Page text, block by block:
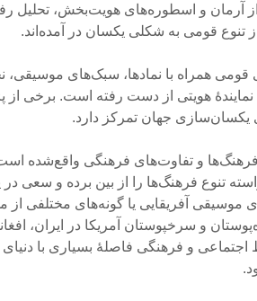
آرمان و اسطوره‌های هویت‌بخش، تحلیل
تنوع قومی به شکلی یکسان در آمده‌اند.
همراه با نمادها، سبک‌های موسیقی،
نمایندۀ هویتی از دست رفته است. برخی
یکسان‌سازی جهان تمرکز دارد.
فرهنگ‌ها و تفاوت‌های فرهنگی واقع‌شده
تنوع فرهنگ‌ها را از بین برده و سعی
موسیقی آفریقایی یا گونه‌های مختلفی از
و سرخپوستان آمریکا در ایران،
اجتماعی و فرهنگی فاصلۀ بسیاری با